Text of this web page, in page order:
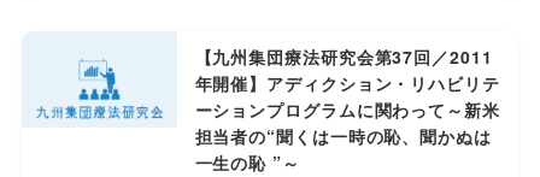
【九州集団療法研究会第37回／2011
年開催】アディクション・リハビリテ
ーションプログラムに関わって～新米
担当者の“聞くは一時の恥、聞かぬは
一生の恥 ”～